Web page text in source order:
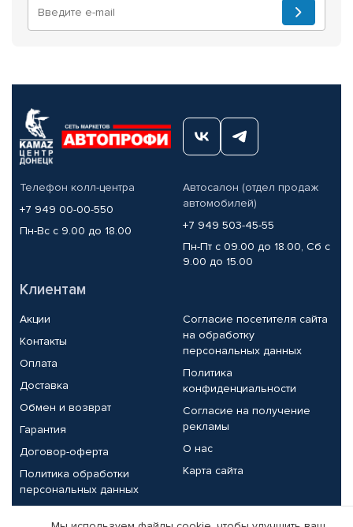
Телефон колл-центра
+7 949 00-00-550
Пн-Вс с 9.00 до 18.00
Автосалон (отдел продаж
автомобилей)
+7 949 503-45-55
Пн-Пт с 09.00 до 18.00, Сб с
9.00 до 15.00
Клиентам
Акции
Контакты
Оплата
Доставка
Обмен и возврат
Гарантия
Договор-оферта
Политика обработки
персональных данных
Согласие посетителя сайта
на обработку
персональных данных
Политика
конфиденциальности
Согласие на получение
рекламы
О нас
Карта сайта